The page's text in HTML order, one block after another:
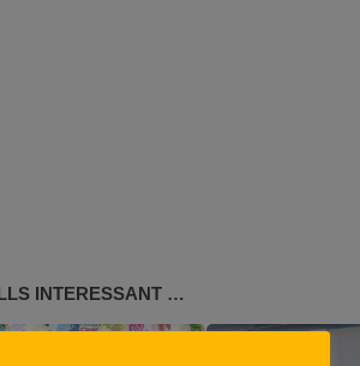
INTERESSANT …